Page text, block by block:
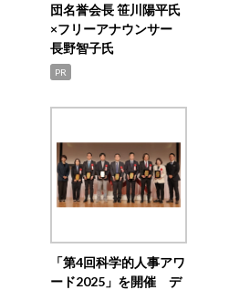
団名誉会長 笹川陽平氏
×フリーアナウンサー
長野智子氏
PR
「第4回科学的人事アワ
ード2025」を開催 デ